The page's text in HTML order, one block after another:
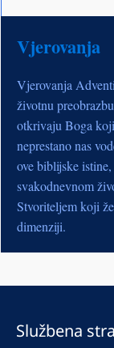
Vjerovanja
Vjerovanja
životnu
otkrivaju Boga
neprestano nas
ove biblijske
svakodnevnom
Stvoriteljem koji
dimenziji.
Službena